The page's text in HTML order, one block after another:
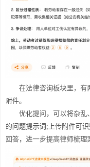
在法律咨询板块里，有
附件。
优化提问，可以将杂乱
的问题提示词;上传附件可
回答，进一步提高律师梳理